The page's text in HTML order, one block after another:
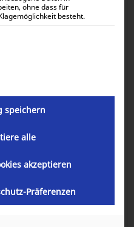
ohne dass für
besteht.
Gruppen, für die eine
speichern
alle
akzeptieren
Präferenzen